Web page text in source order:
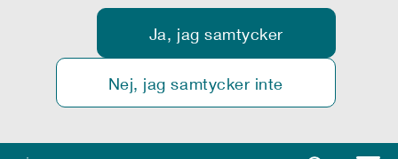
Ja, jag samtycker
Nej, jag samtycker inte